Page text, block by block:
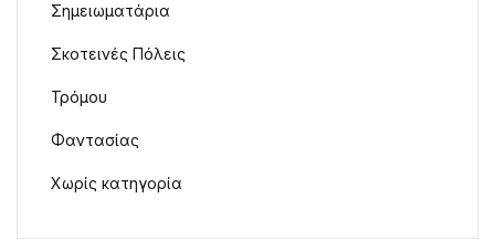
Σημειωματάρια
Σκοτεινές Πόλεις
Τρόμου
Φαντασίας
Χωρίς κατηγορία